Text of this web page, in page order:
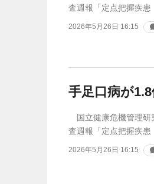
査週報「定点把握疾
2026年5月26日 16:15
手足口病が
国立健康危機管理研
査週報「定点把握疾
2026年5月26日 16:15